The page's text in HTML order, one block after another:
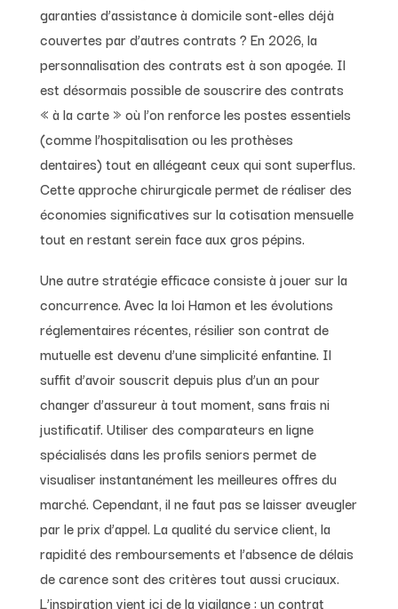
garanties d’assistance à domicile sont-elles déjà
couvertes par d’autres contrats ? En 2026, la
personnalisation des contrats est à son apogée. Il
est désormais possible de souscrire des contrats
« à la carte » où l’on renforce les postes essentiels
(comme l’hospitalisation ou les prothèses
dentaires) tout en allégeant ceux qui sont superflus.
Cette approche chirurgicale permet de réaliser des
économies significatives sur la cotisation mensuelle
tout en restant serein face aux gros pépins.
Une autre stratégie efficace consiste à jouer sur la
concurrence. Avec la loi Hamon et les évolutions
réglementaires récentes, résilier son contrat de
mutuelle est devenu d’une simplicité enfantine. Il
suffit d’avoir souscrit depuis plus d’un an pour
changer d’assureur à tout moment, sans frais ni
justificatif. Utiliser des comparateurs en ligne
spécialisés dans les profils seniors permet de
visualiser instantanément les meilleures offres du
marché. Cependant, il ne faut pas se laisser aveugler
par le prix d’appel. La qualité du service client, la
rapidité des remboursements et l’absence de délais
de carence sont des critères tout aussi cruciaux.
L’inspiration vient ici de la vigilance : un contrat